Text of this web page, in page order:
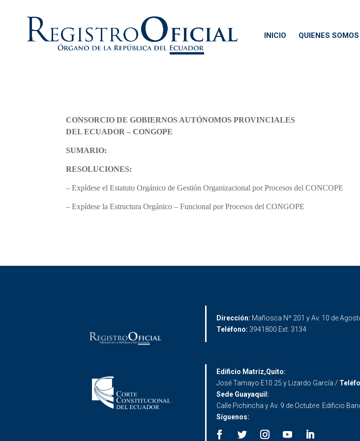
INICIO QUIENES SOMOS
CONSORCIO DE GOBIERNOS AUTÓNOMOS PROVINCIALES
DEL ECUADOR – CONGOPE
SUMARIO:
RESOLUCIONES:
– Expídese el Estatuto Orgánico de Gestión Organizacional por Procesos del CONCOPE
– Expídese la Estructura Orgánico – Funcional por Procesos del CONGOPE
Dirección: Mañosca Nº 201 y Av. 10 de
Teléfono: 3941800 Ext. 3134
Edificio Matriz,Quito:
José Tamayo E10 25 y Lizardo García /
Sede Guayaquil:
Calle Pichincha y Av. 9 de Octubre. Edificio
Síguenos: